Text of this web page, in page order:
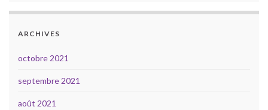
ARCHIVES
octobre 2021
septembre 2021
août 2021